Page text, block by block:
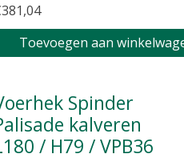
Toevoegen aan
kalveren
/ H79 / VPB36